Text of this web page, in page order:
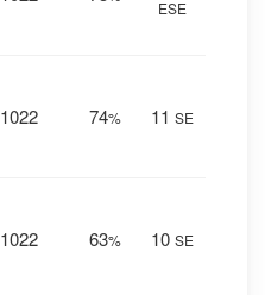
ESE
1022 74% 11 SE
1022 63% 10 SE